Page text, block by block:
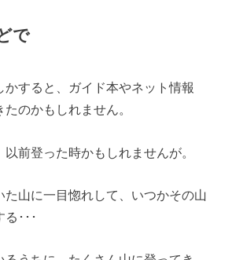
で
かすると、ガイド本やネット情報
のかもしれません。
前登った時かもしれませんが。
た山に一目惚れして、いつかその山
･･･